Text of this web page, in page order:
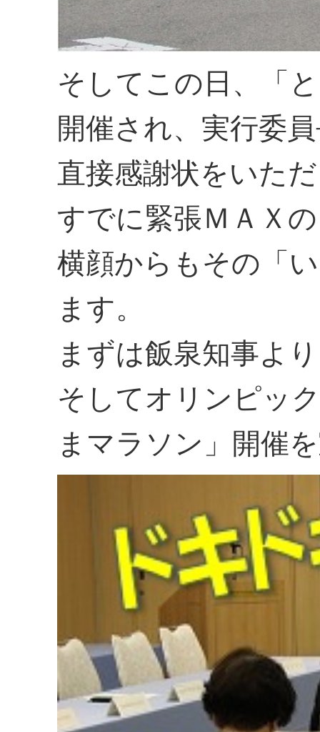
そしてこの日、「
開催され、実行委
直接感謝状をいた
すでに緊張ＭＡＸ
横顔からもその「
ます。
まずは飯泉知事よ
そしてオリンピッ
まマラソン」開催